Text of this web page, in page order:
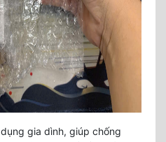
gia dình, giúp chống